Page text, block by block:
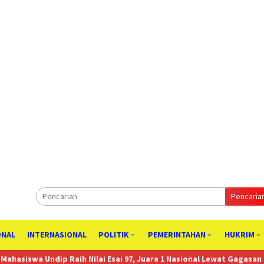
INTERNASIONAL POLITIK PEMERINTAHAN HUKRIM
Raih Nilai Esai 97, Juara 1 Nasional Lewat Gagasan Hilirisasi